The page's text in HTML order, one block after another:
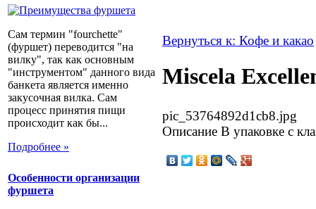
Сам термин "fourchette"
(фуршет) переводится "на
вилку", так как основным
"инструментом" данного вида
банкета является именно
закусочная вилка. Сам
процесс принятия пищи
происходит как бы...
Подробнее »
Особенности организации
фуршета
Вернуться к: Кофе и какао
Miscela
pic_53764892d1cb8.jpg
Описание В упаковке с